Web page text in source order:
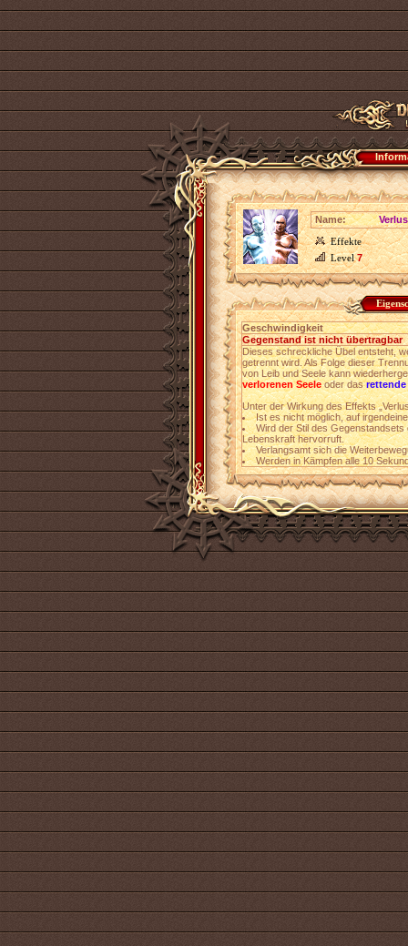
Name:
Effekte
Level7
Geschwindigkeit
Gegenstand ist nicht übertragbar
Dieses schreckliche Übel entsteht,
getrennt wird. Als Folge dieser
von Leib und Seele kann
verlorenen Seeleoder dasrettende
Unter der Wirkung des Effekts
Ist es nicht möglich, auf
Wird der Stil des
Lebenskraft hervorruft.
Verlangsamt sich die
Werden in Kämpfen alle 10